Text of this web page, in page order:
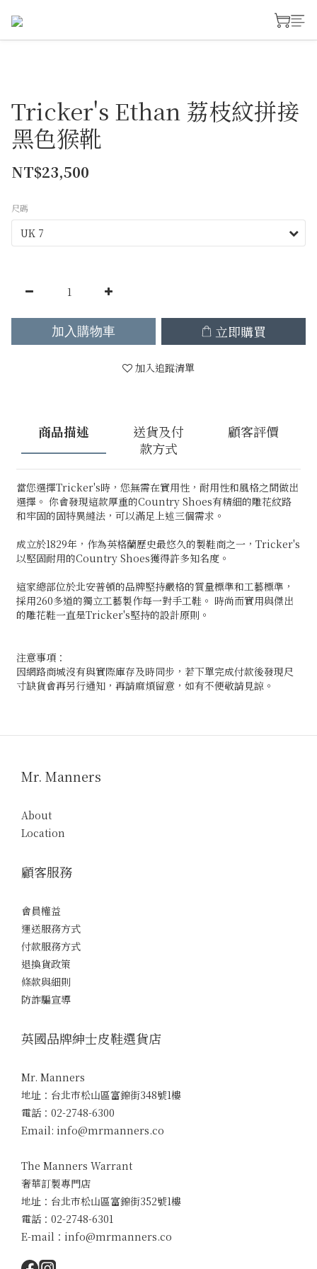
Tricker's Ethan 荔枝紋拼接
黑色猴靴
NT$23,500
尺碼
加入購物車 立即購買
加入追蹤清單
商品描述
送貨及付
款方式
顧客評價
當您選擇Tricker's時，您無需在實用性，耐用性和風格之間做出
選擇。 你會發現這款厚重的Country Shoes有精細的雕花紋路
和牢固的固特異縫法，可以滿足上述三個需求。
成立於1829年，作為英格蘭歷史最悠久的製鞋商之一，Tricker's
以堅固耐用的Country Shoes獲得許多知名度。
這家總部位於北安普頓的品牌堅持嚴格的質量標準和工藝標準，
採用260多道的獨立工藝製作每一對手工鞋。 時尚而實用與傑出
的雕花鞋一直是Tricker's堅持的設計原則。
注意事項：
因網路商城沒有與實際庫存及時同步，若下單完成付款後發現尺
寸缺貨會再另行通知，再請麻煩留意，如有不便敬請見諒。
Mr. Manners
About
Location
顧客服務
會員權益
運送服務方式
付款服務方式
退換貨政策
條款與細則
防詐騙宣導
英國品牌紳士皮鞋選貨店
Mr. Manners
地址：台北市松山區富錦街348號1樓
電話：02-2748-6300
Email: info@mrmanners.co
The Manners Warrant
奢華訂製專門店
地址：台北市松山區富錦街352號1樓
電話：02-2748-6301
E-mail：info@mrmanners.co